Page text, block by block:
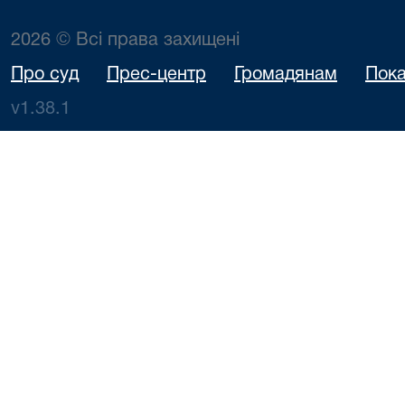
2026 © Всі права захищені
Про суд Прес-центр Громадянам
v1.38.1